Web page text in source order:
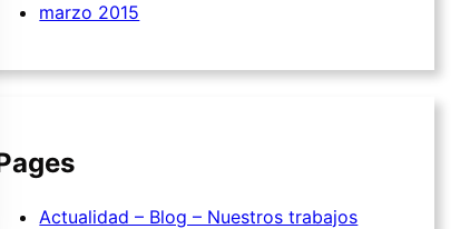
marzo 2015
Actualidad – Blog – Nuestros trabajos